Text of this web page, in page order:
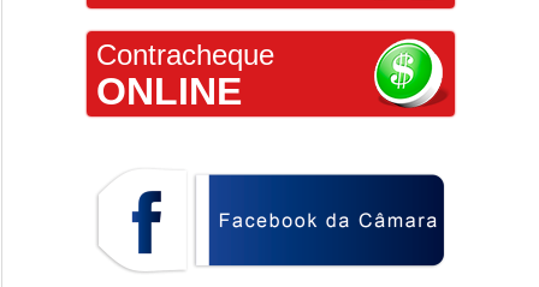
Contracheque
ONLINE